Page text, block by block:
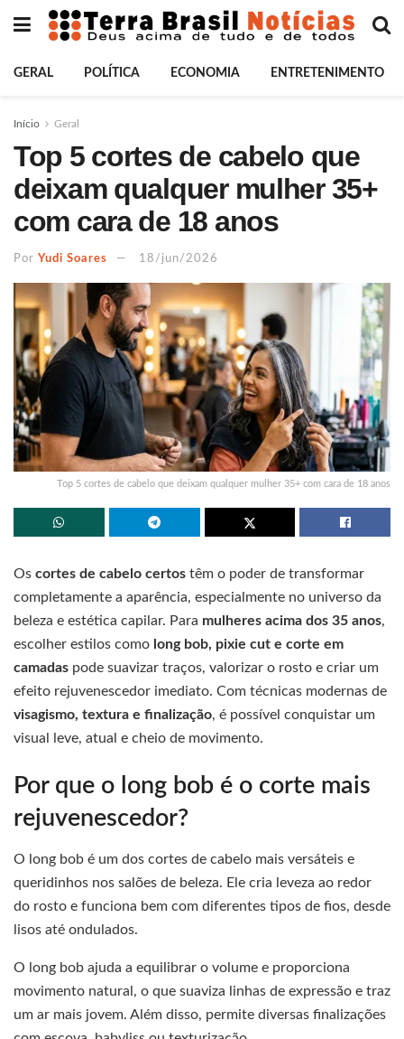
GERAL POLÍTICA ECONOMIA ENTRETENIMENTO
Início Geral
Top 5 cortes de cabelo que
deixam qualquer mulher 35+
com cara de 18 anos
Por Yudi Soares 18/jun/2026
Top 5 cortes de cabelo que deixam qualquer mulher 35+ com cara de 18 anos
Os cortes de cabelo certos têm o poder de transformar
completamente a aparência, especialmente no universo da
beleza e estética capilar. Para mulheres acima dos 35 anos,
escolher estilos como long bob, pixie cut e corte em
camadas pode suavizar traços, valorizar o rosto e criar um
efeito rejuvenescedor imediato. Com técnicas modernas de
visagismo, textura e finalização, é possível conquistar um
visual leve, atual e cheio de movimento.
Por que o long bob é o corte mais
rejuvenescedor?
O long bob é um dos cortes de cabelo mais versáteis e
queridinhos nos salões de beleza. Ele cria leveza ao redor
do rosto e funciona bem com diferentes tipos de fios, desde
lisos até ondulados.
O long bob ajuda a equilibrar o volume e proporciona
movimento natural, o que suaviza linhas de expressão e traz
um ar mais jovem. Além disso, permite diversas finalizações